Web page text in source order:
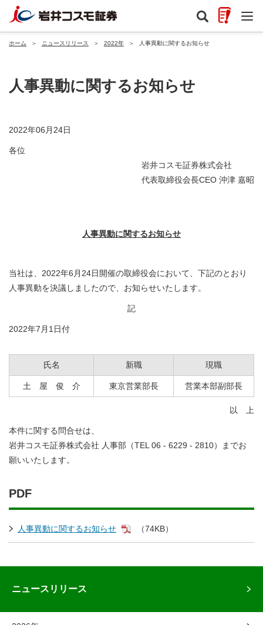
ホーム ＞ ニュースリリース ＞ 2022年 ＞ 人事異動に関するお知らせ
人事異動に関するお知らせ
2022年06月24日
各位
岩井コスモ証券株式会社
代表取締役会長CEO 沖津 嘉昭
人事異動に関するお知らせ
当社は、2022年6月24日開催の取締役会において、下記のとおり
人事異動を決議しましたので、お知らせいたします。
記
2022年7月1日付
氏名 新職 現職
土 屋 俊 介 東京営業部長 営業本部副部長
以 上
本件に関する問合せは、
岩井コスモ証券株式会社 人事部（TEL 06 - 6229 - 2810）までお
願いいたします。
PDF
人事異動に関するお知らせ （74KB）
ニュースリリース